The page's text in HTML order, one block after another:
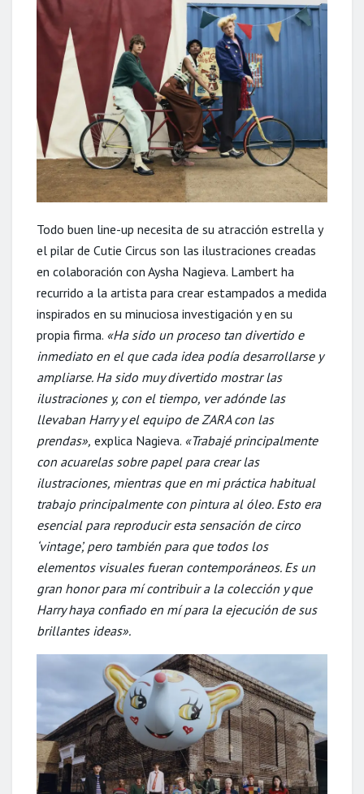
Todo buen line-up necesita de su atracción estrella y
el pilar de Cutie Circus son las ilustraciones creadas
en colaboración con Aysha Nagieva. Lambert ha
recurrido a la artista para crear estampados a medida
inspirados en su minuciosa investigación y en su
propia firma. «Ha sido un proceso tan divertido e
inmediato en el que cada idea podía desarrollarse y
ampliarse. Ha sido muy divertido mostrar las
ilustraciones y, con el tiempo, ver adónde las
llevaban Harry y el equipo de ZARA con las
prendas», explica Nagieva. «Trabajé principalmente
con acuarelas sobre papel para crear las
ilustraciones, mientras que en mi práctica habitual
trabajo principalmente con pintura al óleo. Esto era
esencial para reproducir esta sensación de circo
‘vintage’, pero también para que todos los
elementos visuales fueran contemporáneos. Es un
gran honor para mí contribuir a la colección y que
Harry haya confiado en mí para la ejecución de sus
brillantes ideas».